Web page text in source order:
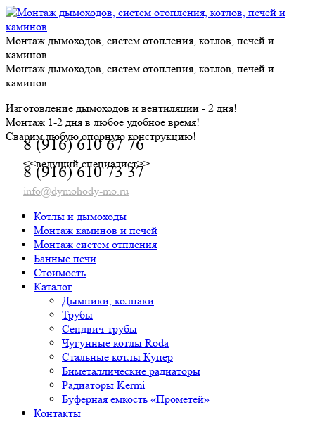
Skip
to
content
Монтаж дымоходов, систем отопления, котлов, печей и
каминов
Монтаж дымоходов, систем отопления, котлов, печей и
каминов
Изготовление дымоходов и вентиляции - 2 дня!
Монтаж 1-2 дня в любое удобное время!
Сварим любую опорную конструкцию!
8 (916) 610 67 76
<<ведущий специалист>>
8 (916) 610 73 37
info@dymohody-mo.ru
Котлы и дымоходы
Монтаж каминов и печей
Монтаж систем отпления
Банные печи
Стоимость
Каталог
Дымники, колпаки
Трубы
Сендвич-трубы
Чугунные котлы Roda
Стальные котлы Купер
Биметаллические радиаторы
Радиаторы Kermi
Буферная емкость «Прометей»
Контакты